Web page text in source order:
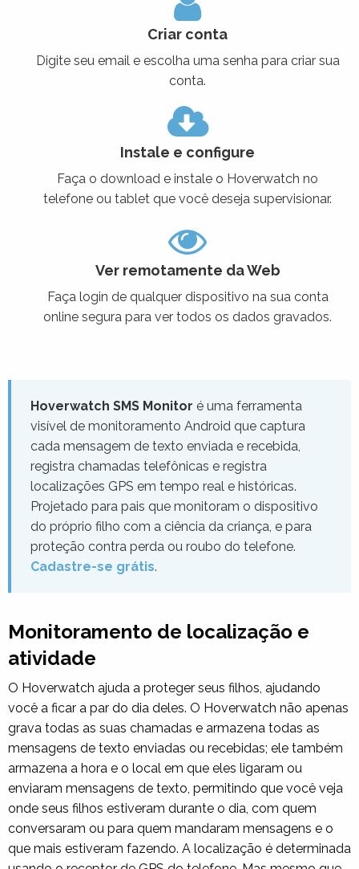
Criar conta
Digite seu email e escolha uma senha para criar sua
conta.
Instale e configure
Faça o download e instale o Hoverwatch no
telefone ou tablet que você deseja supervisionar.
Ver remotamente da Web
Faça login de qualquer dispositivo na sua conta
online segura para ver todos os dados gravados.
Hoverwatch SMS Monitor é uma ferramenta
visível de monitoramento Android que captura
cada mensagem de texto enviada e recebida,
registra chamadas telefônicas e registra
localizações GPS em tempo real e históricas.
Projetado para pais que monitoram o dispositivo
do próprio filho com a ciência da criança, e para
proteção contra perda ou roubo do telefone.
Cadastre-se grátis.
Monitoramento de localização e
atividade
O Hoverwatch ajuda a proteger seus filhos, ajudando
você a ficar a par do dia deles. O Hoverwatch não apenas
grava todas as suas chamadas e armazena todas as
mensagens de texto enviadas ou recebidas; ele também
armazena a hora e o local em que eles ligaram ou
enviaram mensagens de texto, permitindo que você veja
onde seus filhos estiveram durante o dia, com quem
conversaram ou para quem mandaram mensagens e o
que mais estiveram fazendo. A localização é determinada